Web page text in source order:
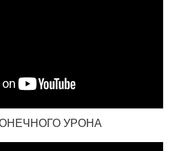
УРОНА